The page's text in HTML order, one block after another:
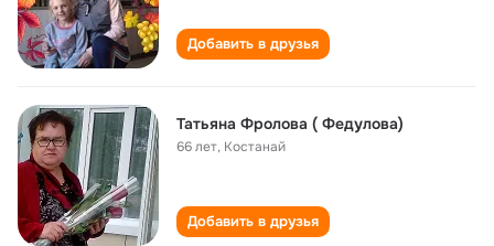
Добавить в друзья
Татьяна Фролова ( Федулова)
66 лет, Костанай
Добавить в друзья